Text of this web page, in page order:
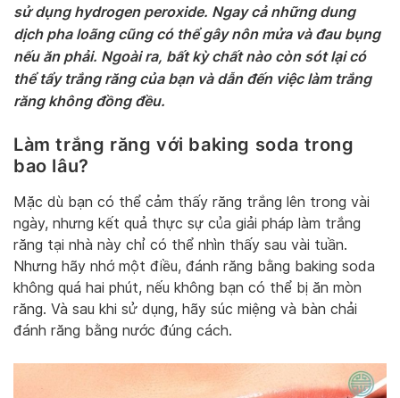
sử dụng hydrogen peroxide. Ngay cả những dung
dịch pha loãng cũng có thể gây nôn mửa và đau bụng
nếu ăn phải. Ngoài ra, bất kỳ chất nào còn sót lại có
thể tẩy trắng răng của bạn và dẫn đến việc làm trắng
răng không đồng đều.
Làm trắng răng với baking soda trong
bao lâu?
Mặc dù bạn có thể cảm thấy răng trắng lên trong vài
ngày, nhưng kết quả thực sự của giải pháp làm trắng
răng tại nhà này chỉ có thể nhìn thấy sau vài tuần.
Nhưng hãy nhớ một điều, đánh răng bằng baking soda
không quá hai phút, nếu không bạn có thể bị ăn mòn
răng. Và sau khi sử dụng, hãy súc miệng và bàn chải
đánh răng bằng nước đúng cách.